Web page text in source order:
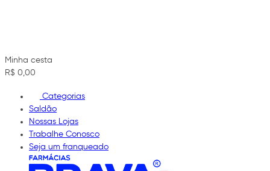
Minha cesta
R$ 0,00
Categorias
Saldão
Nossas Lojas
Trabalhe Conosco
Seja um franqueado